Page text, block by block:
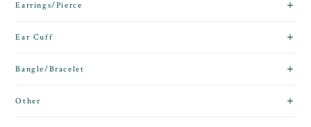
Earrings/Pierce
Ear Cuff
Bangle/Bracelet
Other